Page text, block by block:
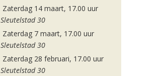
Zaterdag 14 maart, 17.00 uur
Sleutelstad 30
Zaterdag 7 maart, 17.00 uur
Sleutelstad 30
Zaterdag 28 februari, 17.00 uur
Sleutelstad 30